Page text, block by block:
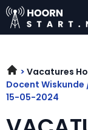
Vacatures
Docent Wiskunde
15-05-2024